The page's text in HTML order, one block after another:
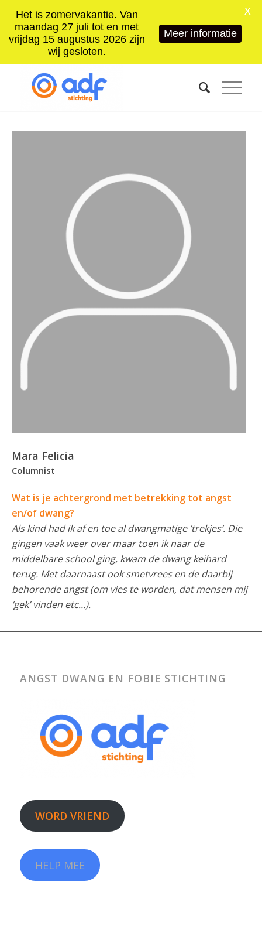
Mara Felicia
Columnist
Wat is je achtergrond met betrekking tot angst
en/of dwang?
Als kind had ik af en toe al dwangmatige ’trekjes’. Die
gingen vaak weer over maar toen ik naar de
middelbare school ging, kwam de dwang keihard
terug. Met daarnaast ook smetvrees en de daarbij
behorende angst (om vies te worden, dat mensen mij
‘gek’ vinden etc…).
ANGST DWANG EN FOBIE STICHTING
WORD VRIEND
HELP MEE
Het is zomervakantie. Van
maandag 27 juli tot en met
vrijdag 15 augustus 2026 zijn
wij gesloten.
Meer informatie
X